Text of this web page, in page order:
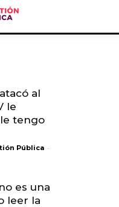
al
le
tengo
Pública -
es una
leer la